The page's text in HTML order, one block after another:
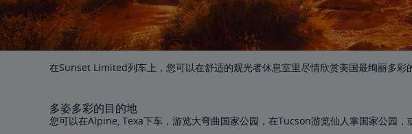
在Sunset Limited列车上，您可以在舒适的观光者休息室里尽情欣赏美国最绚丽多彩
多姿多彩的目的地
您可以在Alpine, Texa下车，游览大弯曲国家公园，在Tucson游览仙人掌国家公园